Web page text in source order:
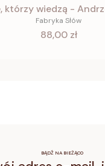
którzy wiedzą -
Fabryka Słów
Cena
88,00 zł
BĄDŹ NA BIEŻĄCO